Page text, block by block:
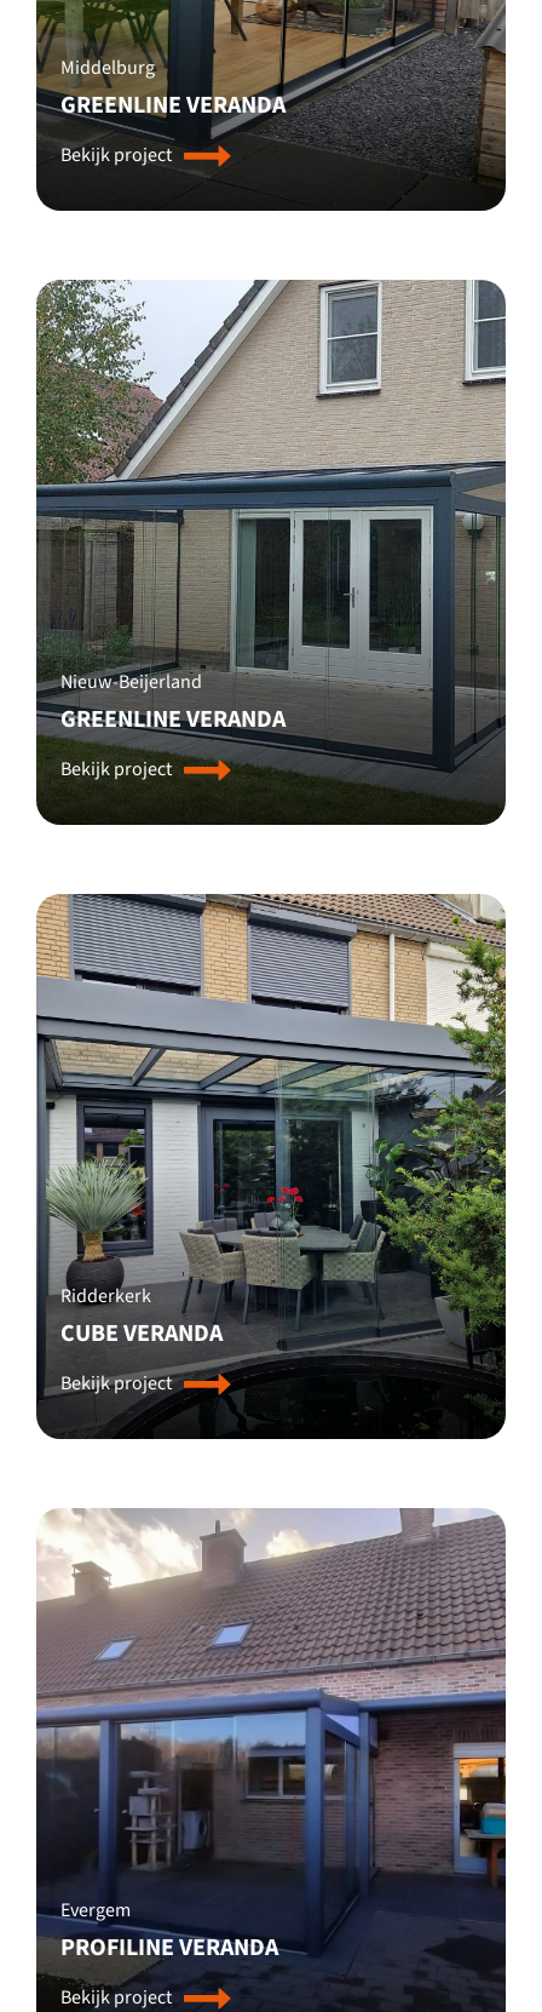
Middelburg
GREENLINE VERANDA
Bekijk project
Nieuw-Beijerland
GREENLINE VERANDA
Bekijk project
Ridderkerk
CUBE VERANDA
Bekijk project
Evergem
PROFILINE VERANDA
Bekijk project